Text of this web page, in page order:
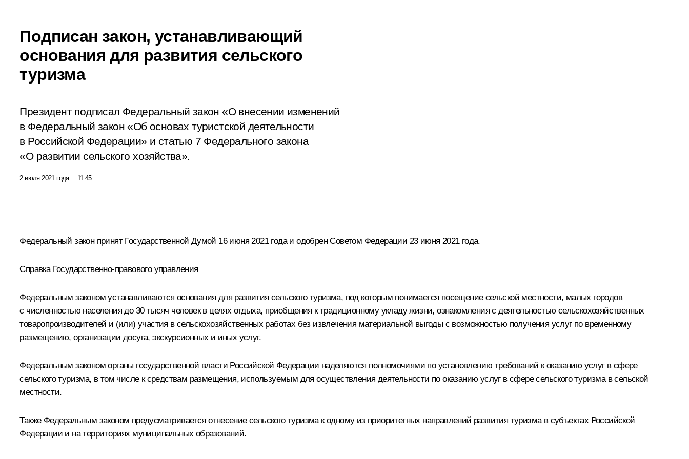
Подписан закон, устанавливающий
основания для развития сельского
туризма
Президент подписал Федеральный закон «О внесении изменений
в Федеральный закон «Об основах туристской деятельности
в Российской Федерации» и статью 7 Федерального закона
«О развитии сельского хозяйства».
2 июля 2021 года 11:45
Федеральный закон принят Государственной Думой 16 июня 2021 года и одобрен Советом Федерации 23 июня 2021 года.
Справка Государственно-правового управления
Федеральным законом устанавливаются основания для развития сельского туризма, под которым понимается посещение сельской местности, малых городов
с численностью населения до 30 тысяч человек в целях отдыха, приобщения к традиционному укладу жизни, ознакомления с деятельностью сельскохозяйственных
товаропроизводителей и (или) участия в сельскохозяйственных работах без извлечения материальной выгоды с возможностью получения услуг по временному
размещению, организации досуга, экскурсионных и иных услуг.
Федеральным законом органы государственной власти Российской Федерации наделяются полномочиями по установлению требований к оказанию услуг в сфере
сельского туризма, в том числе к средствам размещения, используемым для осуществления деятельности по оказанию услуг в сфере сельского туризма в сельской
местности.
Также Федеральным законом предусматривается отнесение сельского туризма к одному из приоритетных направлений развития туризма в субъектах Российской
Федерации и на территориях муниципальных образований.